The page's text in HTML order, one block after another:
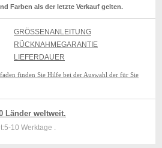
Farben als der letzte Verkauf gelten.
GRÖSSENANLEITUNG
RÜCKNAHMEGARANTIE
LIEFERDAUER
finden Sie Hilfe bei der Auswahl der für Sie
Länder weltweit.
10 Werktage .